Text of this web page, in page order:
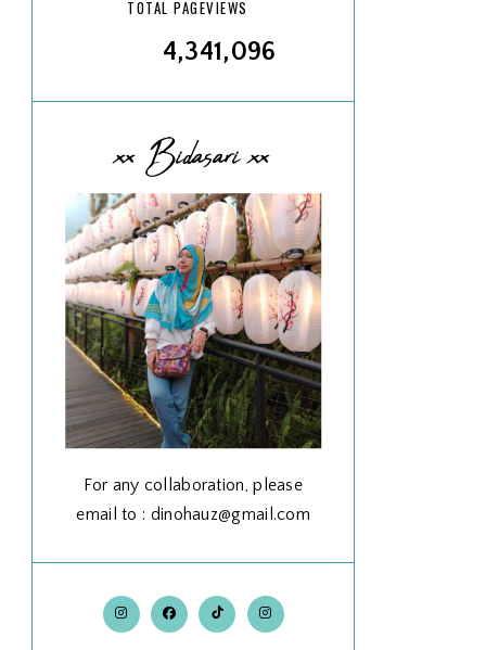
TOTAL PAGEVIEWS
4,341,096
xx Bidasari xx
For any collaboration, please
email to : dinohauz@gmail.com